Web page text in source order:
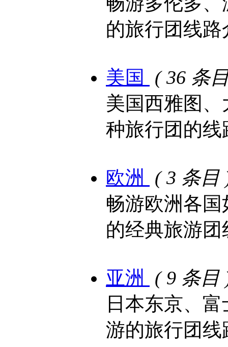
的旅行团线路
美国
( 36 条
美国西雅图
种旅行团的线
欧洲
( 3 条目
畅游欧洲各
的经典旅游团
亚洲
( 9 条目
日本东京、
游的旅行团线